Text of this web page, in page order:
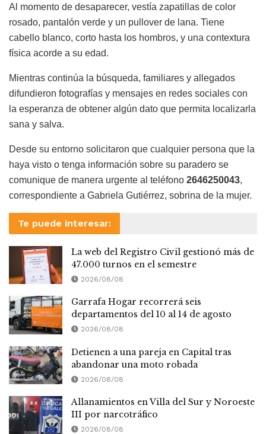
Al momento de desaparecer, vestía zapatillas de color
rosado, pantalón verde y un pullover de lana. Tiene
cabello blanco, corto hasta los hombros, y una contextura
física acorde a su edad.
Mientras continúa la búsqueda, familiares y allegados
difundieron fotografías y mensajes en redes sociales con
la esperanza de obtener algún dato que permita localizarla
sana y salva.
Desde su entorno solicitaron que cualquier persona que la
haya visto o tenga información sobre su paradero se
comunique de manera urgente al teléfono 2646250043,
correspondiente a Gabriela Gutiérrez, sobrina de la mujer.
Te puede interesar:
La web del Registro Civil gestionó más de
47.000 turnos en el semestre
2026/08/08
Garrafa Hogar recorrerá seis
departamentos del 10 al 14 de agosto
2026/08/08
Detienen a una pareja en Capital tras
abandonar una moto robada
2026/08/08
Allanamientos en Villa del Sur y Noroeste
III por narcotráfico
2026/08/08